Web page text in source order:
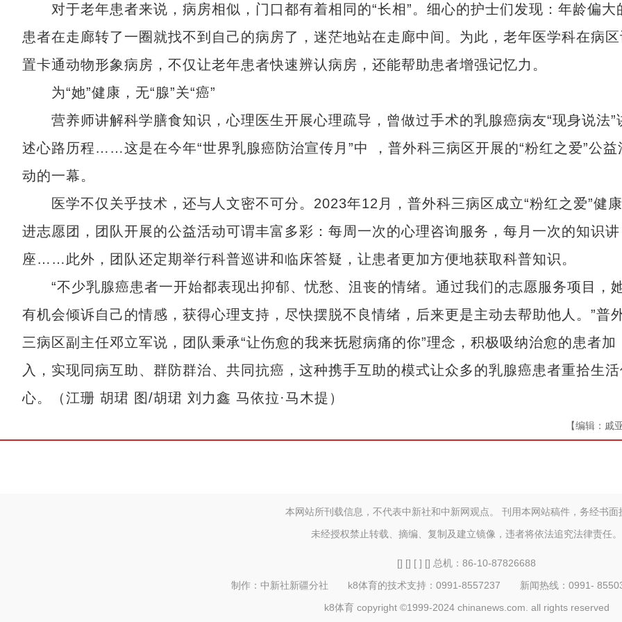
对于老年患者来说，病房相似，门口都有着相同的“长相”。细心的护士们发现：年龄偏大
患者在走廊转了一圈就找不到自己的病房了，迷茫地站在走廊中间。为此，老年医学科在病区
置卡通动物形象病房，不仅让老年患者快速辨认病房，还能帮助患者增强记忆力。
为“她”健康，无“腺”关“癌”
营养师讲解科学膳食知识，心理医生开展心理疏导，曾做过手术的乳腺癌病友“现身说法”
述心路历程……这是在今年“世界乳腺癌防治宣传月”中 ，普外科三病区开展的“粉红之爱”公益
动的一幕。
医学不仅关乎技术，还与人文密不可分。2023年12月，普外科三病区成立“粉红之爱”健
进志愿团，团队开展的公益活动可谓丰富多彩：每周一次的心理咨询服务，每月一次的知识讲
座……此外，团队还定期举行科普巡讲和临床答疑，让患者更加方便地获取科普知识。
“不少乳腺癌患者一开始都表现出抑郁、忧愁、沮丧的情绪。通过我们的志愿服务项目，
有机会倾诉自己的情感，获得心理支持，尽快摆脱不良情绪，后来更是主动去帮助他人。”普
三病区副主任邓立军说，团队秉承“让伤愈的我来抚慰病痛的你”理念，积极吸纳治愈的患者加
入，实现同病互助、群防群治、共同抗癌，这种携手互助的模式让众多的乳腺癌患者重拾生
心。（江珊 胡珺 图/胡珺 刘力鑫 马依拉·马木提）
【编辑：戚
本网站所刊载信息，不代表中新社和中新网观点。 刊用本网站稿件，务经书面
未经授权禁止转载、摘编、复制及建立镜像，违者将依法追究法律责任。
[] [] [ ] [] 总机：86-10-87826688
制作：中新社新疆分社 k8体育的技术支持：0991-8557237 新闻热线：0991-
k8体育 copyright ©1999-2024 chinanews.com. all rights reserved